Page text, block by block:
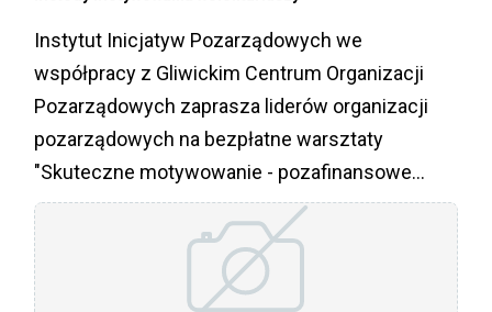
Instytut Inicjatyw Pozarządowych we
współpracy z Gliwickim Centrum Organizacji
Pozarządowych zaprasza liderów organizacji
pozarządowych na bezpłatne warsztaty
"Skuteczne motywowanie - pozafinansowe
metody motywowania wolontariuszy i
pracowników w NGO",